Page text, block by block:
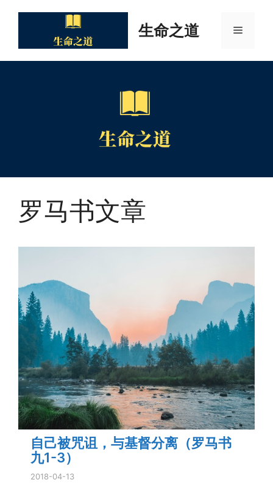
生命之道 Menu
罗马书文章
自己被咒诅，与基督分离（罗马书
九1-3）
2018-04-13